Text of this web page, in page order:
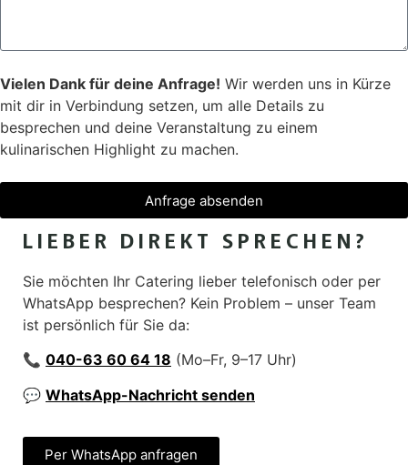
Vielen Dank für deine Anfrage! Wir werden uns in Kürze
mit dir in Verbindung setzen, um alle Details zu
besprechen und deine Veranstaltung zu einem
kulinarischen Highlight zu machen.
Anfrage absenden
LIEBER DIREKT SPRECHEN?
Sie möchten Ihr Catering lieber telefonisch oder per
WhatsApp besprechen? Kein Problem – unser Team
ist persönlich für Sie da:
📞 040-63 60 64 18 (Mo–Fr, 9–17 Uhr)
💬 WhatsApp-Nachricht senden
Per WhatsApp anfragen